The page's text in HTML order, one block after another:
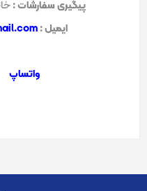
پیگیری سفارشات :
ایمیل :
واتساپ